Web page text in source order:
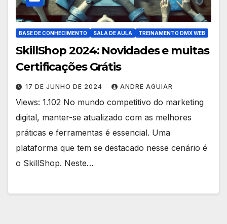
BASE DE CONHECIMENTO SALA DE AULA TREINAMENTO DMX WEB
SkillShop 2024: Novidades e muitas
Certificações Grátis
17 DE JUNHO DE 2024 ANDRE AGUIAR
Views: 1.102 No mundo competitivo do marketing
digital, manter-se atualizado com as melhores
práticas e ferramentas é essencial. Uma
plataforma que tem se destacado nesse cenário é
o SkillShop. Neste…